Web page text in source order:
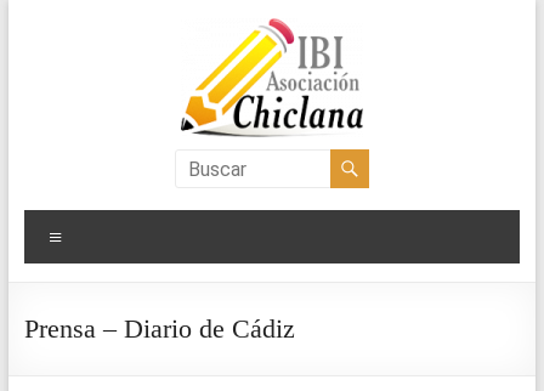
Asociación
IBI
Chiclana
Prensa – Diario de Cádiz